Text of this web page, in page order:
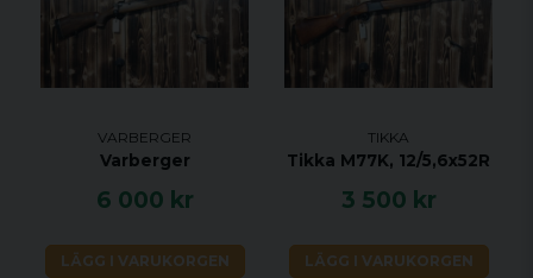
VARBERGER
Varberger
6 000 kr
LÄGG I VARUKORGEN
TIKKA
Tikka M77K, 12/5,6x52R
3 500 kr
LÄGG I VARUKORGEN